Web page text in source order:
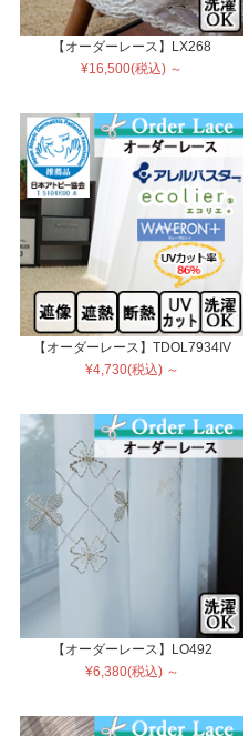
【オーダーレース】LX268
¥16,500(税込) ～
【オーダーレース】TDOL7934IV
¥4,730(税込) ～
【オーダーレース】LO492
¥6,380(税込) ～